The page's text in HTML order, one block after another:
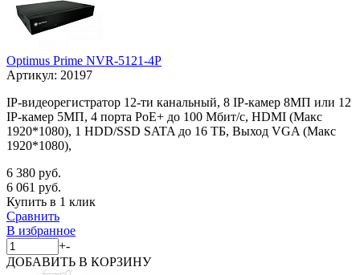
Optimus Prime NVR-5121-4P
Артикул: 20197
IP-видеорегистратор 12-ти канальный, 8 IP-камер 8МП или 12
IP-камер 5МП, 4 порта PoE+ до 100 Мбит/с, HDMI (Макс
1920*1080), 1 HDD/SSD SATA до 16 ТБ, Выход VGA (Макс
1920*1080),
6 380 руб.
6 061 руб.
Купить в 1 клик
Сравнить
В избранное
+-
ДОБАВИТЬ В КОРЗИНУ